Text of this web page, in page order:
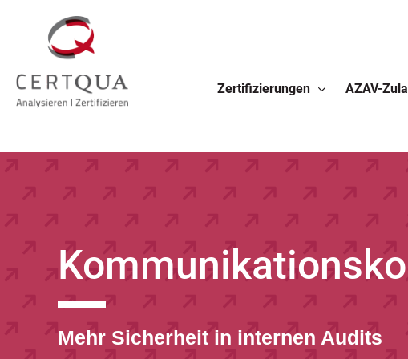
Zertifizierungen AZAV-
Mehr Sicherheit in internen Audits